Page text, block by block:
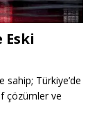
Eski
sahip; Türkiye’de
çözümler ve